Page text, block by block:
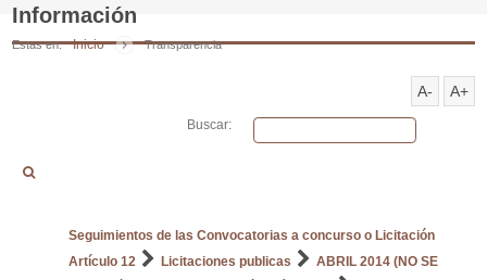
Información
Estas en: Inicio Transparencia
A- A+
Buscar:
Seguimientos de las Convocatorias a concurso o Licitación
Artículo 12
Licitaciones publicas
ABRIL 2014 (NO SE